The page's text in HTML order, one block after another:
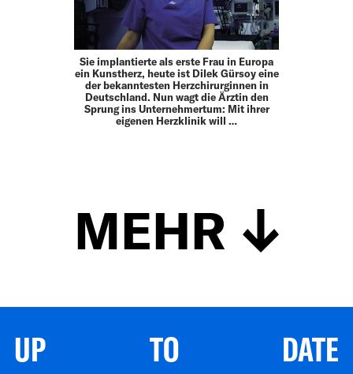
Sie implantierte als erste Frau in Europa
ein Kunstherz, heute ist Dilek Gürsoy eine
der bekanntesten Herzchirurginnen in
Deutschland. Nun wagt die Ärztin den
Sprung ins Unternehmertum: Mit ihrer
eigenen Herzklinik will …
MEHR
UP TO DATE